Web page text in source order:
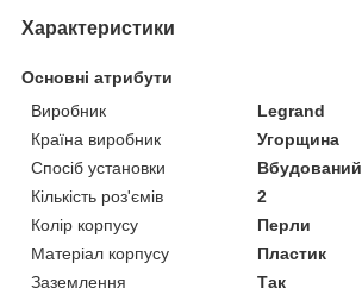
Характеристики
Основні атрибути
Виробник
Legrand
Країна виробник
Угорщина
Спосіб установки
Вбудований
Кількість роз'ємів
2
Колір корпусу
Перли
Матеріал корпусу
Пластик
Заземлення
Так